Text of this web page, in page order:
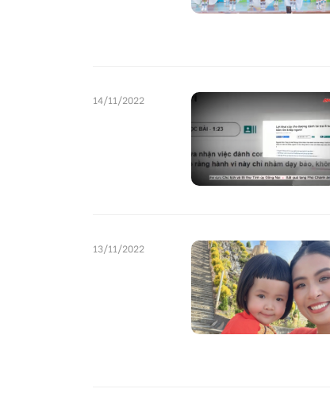
14/11/2022
13/11/2022